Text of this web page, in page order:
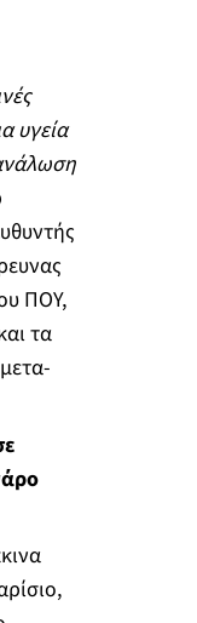
υγεία
ΠΟΥ,
τα